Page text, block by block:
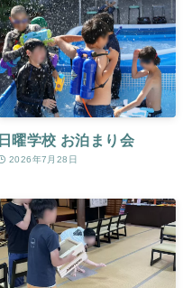
日曜学校 お泊まり会
2026年7月28日